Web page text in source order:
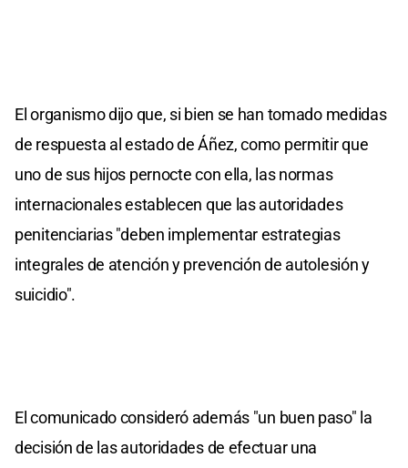
El organismo dijo que, si bien se han tomado medidas
de respuesta al estado de Áñez, como permitir que
uno de sus hijos pernocte con ella, las normas
internacionales establecen que las autoridades
penitenciarias "deben implementar estrategias
integrales de atención y prevención de autolesión y
suicidio".
El comunicado consideró además "un buen paso" la
decisión de las autoridades de efectuar una